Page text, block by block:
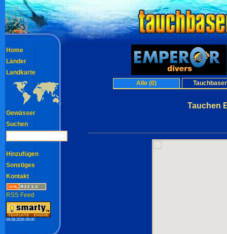
Alle (0)
Tauchen
Home
Länder
Landkarte
Gewässer
Suchen
Hinzufügen
Sonstiges
Kontakt
RSS Feed
04.08.2026 09:00